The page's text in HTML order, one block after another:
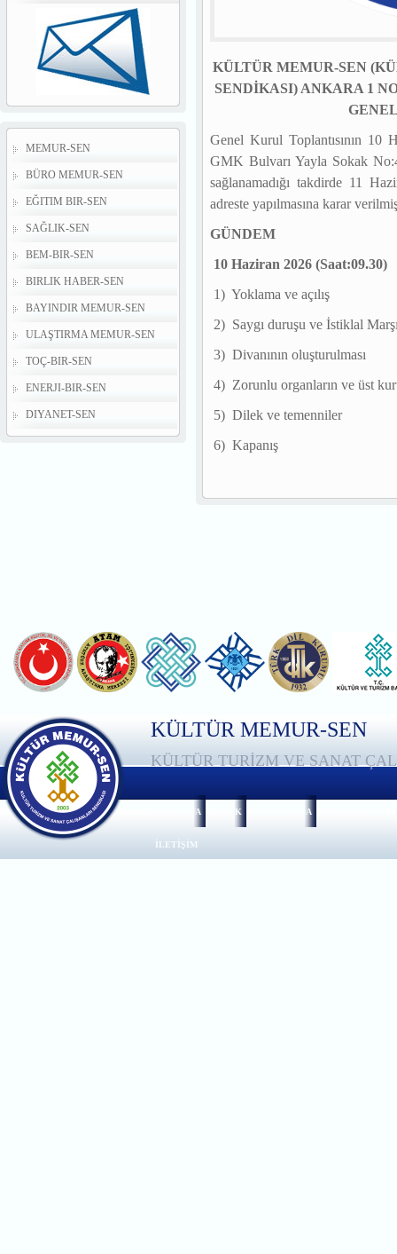
MEMUR-SEN
BÜRO MEMUR-SEN
EĞITIM BIR-SEN
SAĞLIK-SEN
BEM-BIR-SEN
BIRLIK HABER-SEN
BAYINDIR MEMUR-SEN
ULAŞTIRMA MEMUR-SEN
TOÇ-BIR-SEN
ENERJI-BIR-SEN
DIYANET-SEN
KÜLTÜR MEMUR-SEN
SENDİKASI) ANKARA 1
Genel Kurul Toplantısının 10
GMK Bulvarı Yayla Sokak
sağlanamadığı takdirde 11
adreste yapılmasına karar
GÜNDEM
10 Haziran 2026 (Saat:09.30)
1) Yoklama ve açılış
2) Saygı duruşu ve İstiklal
3) Divanının oluşturulması
4) Zorunlu organların ve üst
5) Dilek ve temenniler
6) Kapanış
KÜLTÜR MEMUR-SEN
KÜLTÜR TURİZM VE SANAT
ANASAYFA TÜZÜK HAKKIMIZDA
İLETİŞİM